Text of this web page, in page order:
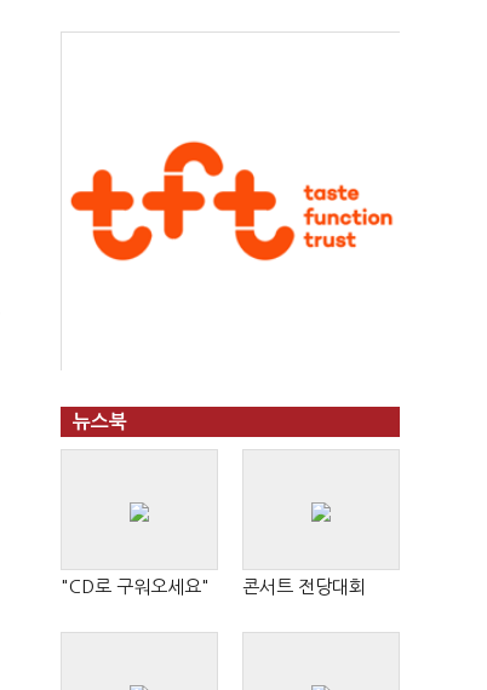
뉴스북
"CD로 구워오세요" 콘서트 전당대회